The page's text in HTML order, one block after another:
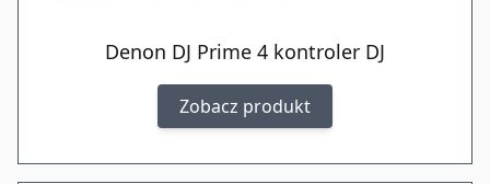
Denon DJ Prime 4 kontroler DJ
Zobacz produkt